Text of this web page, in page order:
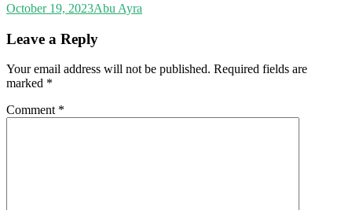
October 19, 2023Abu Ayra
Leave a Reply
Your email address will not be published. Required fields are
marked *
Comment *